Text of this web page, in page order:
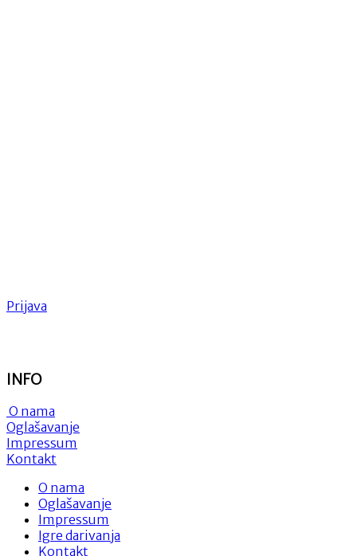
Prijava
INFO
O nama
Oglašavanje
Impressum
Kontakt
O nama
Oglašavanje
Impressum
Igre darivanja
Kontakt